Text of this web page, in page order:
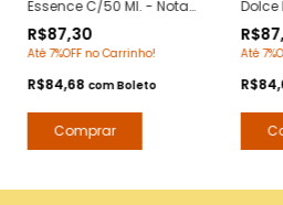
Essence C/50 Ml. - Notas
Contratipos Premium -
Arte 1 Perfumes
R$87,30
Até 7%OFF no Carrinho!
R$84,68 comBoleto
Dolce
Pour
Até